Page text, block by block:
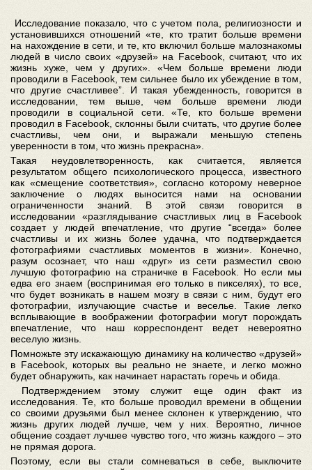
Исследование показало, что с учетом пола, религиозности и
установившихся отношений «те, кто тратит больше времени
на нахождение в сети, и те, кто включил больше малознакомы
людей в число своих «друзей» на Facebook, считают, что их
жизнь хуже, чем у других». «Чем больше времени люди
проводили в Facebook, тем сильнее было их убеждение в том,
что другие счастливее”. И такая убежденность, говорится в
исследовании, тем выше, чем больше времени люди
проводили в социальной сети. «Те, кто больше времени
проводил в Facebook, склонны были считать, что другие более
счастливы, чем они, и выражали меньшую степень
уверенности в том, что жизнь прекрасна».
Такая неудовлетворенность, как считается, является
результатом общего психологического процесса, известного
как «смещение соответствия», согласно которому неверное
заключение о людях выносится нами на основании
ограниченности знаний. В этой связи говорится в
исследовании «разглядывание счастливых лиц в Facebook
создает у людей впечатление, что другие “всегда» более
счастливы и их жизнь более удачна, что подтверждается
фотографиями счастливых моментов в жизни». Конечно,
разум осознает, что наш «друг» из сети разместил свою
лучшую фотографию на страничке в Facebook. Но если мы
едва его знаем (воспринимая его только в пикселях), то все,
что будет возникать в нашем мозгу в связи с ним, будут его
фотографии, излучающие счастье и веселье. Такие легко
всплывающие в воображении фотографии могут порождать
впечатление, что наш корреспондент ведет невероятно
веселую жизнь.
Помножьте эту искажающую динамику на количество «друзей»
в Facebook, которых вы реально не знаете, и легко можно
будет обнаружить, как начинает нарастать горечь и обида.
Подтверждением этому служит еще один факт из
исследования. Те, кто больше проводил времени в общении
со своими друзьями был менее склонен к утверждению, что
жизнь других людей лучше, чем у них. Вероятно, личное
общение создает лучшее чувство того, что жизнь каждого – это
не прямая дорога.
Поэтому, если вы стали сомневаться в себе, выключите